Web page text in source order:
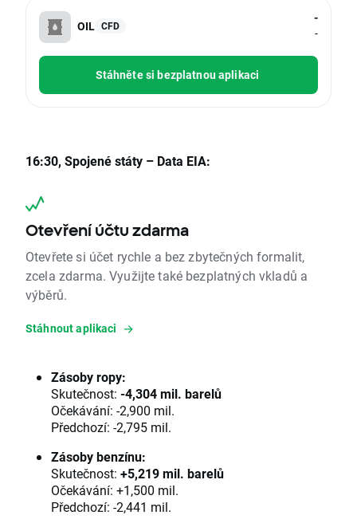
OIL CFD
-
-
Stáhněte si bezplatnou aplikaci
16:30, Spojené státy – Data EIA:
Otevření účtu zdarma
Otevřete si účet rychle a bez zbytečných formalit,
zcela zdarma. Využijte také bezplatných vkladů a
výběrů.
Stáhnout aplikaci
Zásoby ropy:
Skutečnost: -4,304 mil. barelů
Očekávání: -2,900 mil.
Předchozí: -2,795 mil.
Zásoby benzínu:
Skutečnost: +5,219 mil. barelů
Očekávání: +1,500 mil.
Předchozí: -2,441 mil.